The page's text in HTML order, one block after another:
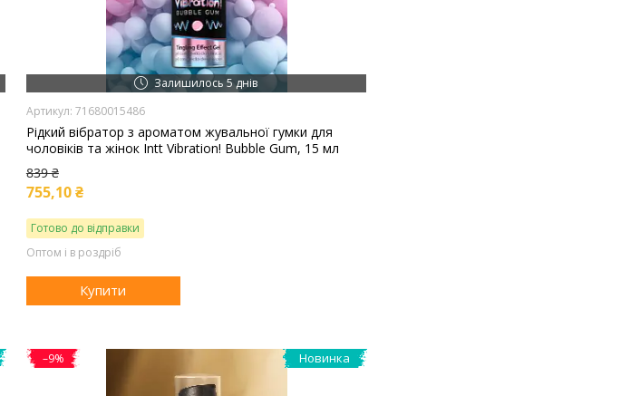
Залишилось 5 днів
71680015486
Рідкий вібратор з ароматом жувальної гумки для
чоловіків та жінок Intt Vibration! Bubble Gum, 15 мл
839 ₴
755,10 ₴
Готово до відправки
Оптом і в роздріб
Купити
–9% Новинка